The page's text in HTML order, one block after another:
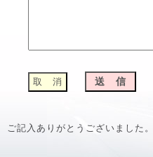
ご記入ありがとうございました